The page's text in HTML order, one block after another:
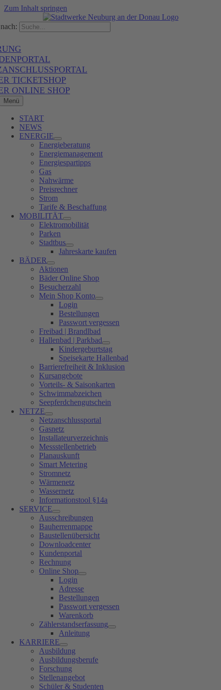
Zum Inhalt springen
TICKETSHOP
ONLINE SHOP
Menü
START
NEWS
ENERGIE
Energieberatung
Energiemanagement
Energiespartipps
Gas
Nahwärme
Preisrechner
Strom
Tarife & Beschaffung
MOBILITÄT
Elektromobilität
Parken
Stadtbus
Jahreskarte kaufen
BÄDER
Aktionen
Bäder Online Shop
Besucherzahl
Mein Shop Konto
Login
Bestellungen
Passwort vergessen
Freibad | Brandlbad
Hallenbad | Parkbad
Kindergeburtstag
Speisekarte Hallenbad
Barrierefreiheit & Inklusion
Kursangebote
Vorteils- & Saisonkarten
Schwimmabzeichen
Seepferdchengutschein
NETZE
Netzanschlussportal
Gasnetz
Installateurverzeichnis
Messstellenbetrieb
Planauskunft
Smart Metering
Stromnetz
Wärmenetz
Wassernetz
Informationstool §14a
SERVICE
Ausschreibungen
Bauherrenmappe
Baustellenübersicht
Downloadcenter
Kundenportal
Rechnung
Online Shop
Login
Adresse
Bestellungen
Passwort vergessen
Warenkorb
Zählerstandserfassung
Anleitung
KARRIERE
Ausbildung
Ausbildungsberufe
Forschung
Stellenangebot
Schüler & Studenten